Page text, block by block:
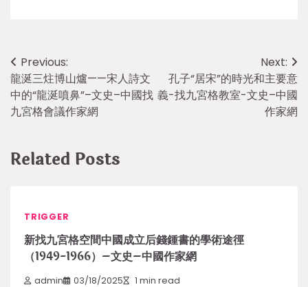
Post
navigation
Previous:
龍涎三炷博山爐——宋人詩文
中的“龍涎噴鼻”–文史–中國找
九宮格會議作家網
Next:
孔子“居宋”的時光和主要意
義-找九宮格教室-文史–中國
作家網
Related Posts
TRIGGER
新找九宮格空間中國成立后錢鍾書的學術途徑
（1949-1966）–文史–中國作家網
admin 03/18/2025 1 min read